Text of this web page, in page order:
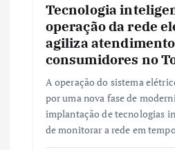
Tecnologia
operação da rede
agiliza
consumidores no
A operação do sistema
por uma nova fase de
implantação de tecnologias
de monitorar a rede em